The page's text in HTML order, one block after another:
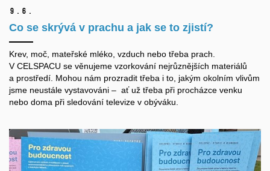
9. 6.
Co se skrývá v prachu a jak se to zjistí?
Krev, moč, mateřské mléko, vzduch nebo třeba prach.
V CELSPACU se věnujeme vzorkování nejrůznějších materiálů
a prostředí. Mohou nám prozradit třeba i to, jakým okolním vlivům
jsme neustále vystavováni – ať už třeba při procházce venku
nebo doma při sledování televize v obýváku.